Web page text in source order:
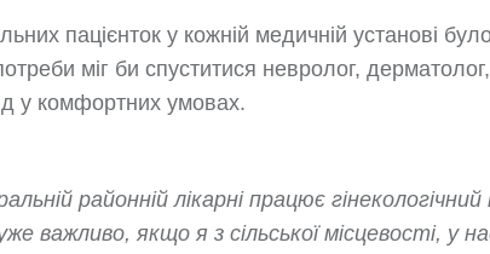
пацієнток у кожній медичній установі
міг би спуститися невролог, дерматолог,
у комфортних умовах.
районній лікарні працює
важливо, якщо я з сільської місцевості, у